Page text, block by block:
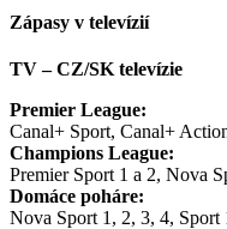
Zápasy v televízií
TV – CZ/SK televízie
Premier League:
Canal+ Sport, Canal+
Champions League:
Premier Sport 1 a 2, Nova
Domáce poháre:
Nova Sport 1, 2, 3, 4, Sport